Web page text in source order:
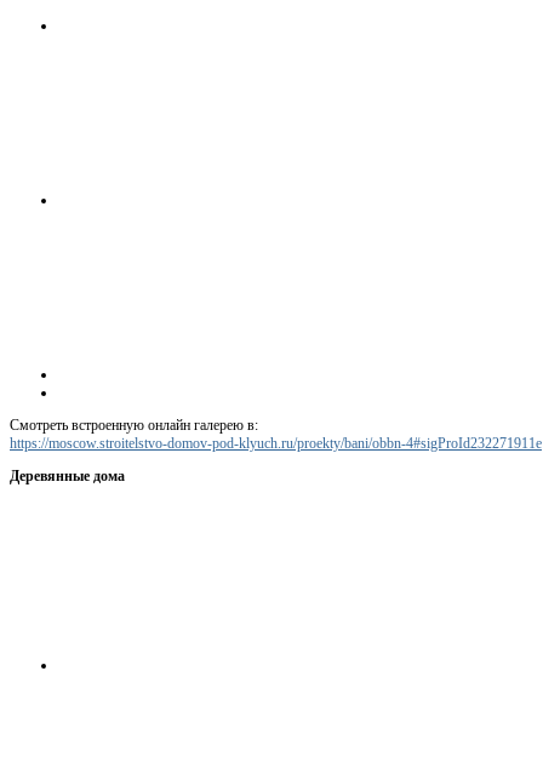
Смотреть встроенную онлайн галерею в:
https://moscow.stroitelstvo-domov-pod-klyuch.ru/proekty/bani/obbn-4#sigProId232271911e
Деревянные дома